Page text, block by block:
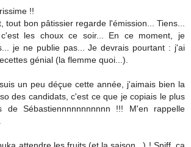
!!
tout bon pâtissier regarde l'émission... Tiens...
c'est les choux ce soir... En ce moment, je
je ne publie pas... Je devrais pourtant : j'ai
génial (la flemme quoi...).
un peu déçue cette année, j'aimais bien la
des candidats, c'est ce que je copiais le plus
de Sébastiennnnnnnnnnn !!! M'en rappelle